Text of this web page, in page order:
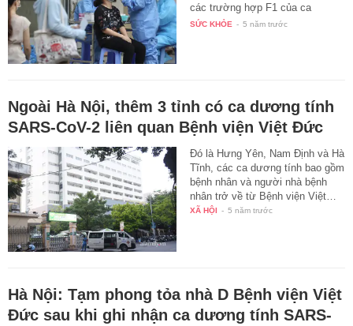
các trường hợp F1 của ca
bệnh…
SỨC KHỎE - 5 năm trước
Ngoài Hà Nội, thêm 3 tỉnh có ca dương tính
SARS-CoV-2 liên quan Bệnh viện Việt Đức
Đó là Hưng Yên, Nam Định và Hà
Tĩnh, các ca dương tính bao gồm
bệnh nhân và người nhà bệnh
nhân trở về từ Bệnh viện Việt…
XÃ HỘI - 5 năm trước
Hà Nội: Tạm phong tỏa nhà D Bệnh viện Việt
Đức sau khi ghi nhận ca dương tính SARS-